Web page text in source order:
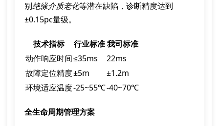
别绝缘介质老化等潜在缺陷，诊断精度达到
±0.15pc量级。
技术指标 行业标准我司标准
动作响应时间≤35ms
22ms
故障定位精度±5m
±1.2m
环境适应温度-25~55℃-40~70℃
全生命周期管理方案